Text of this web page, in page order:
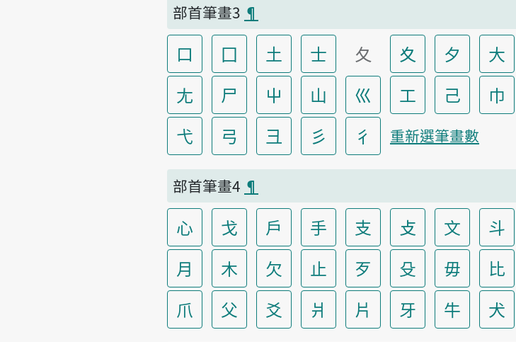
部首筆畫3 ¶
口 囗 土 士 夂 夊 夕 大
尢
尸 屮 山 巛 工 己 巾
弋
弓 彐 彡 彳 重新選筆畫數
部首筆畫4 ¶
心 戈 戶 手 支 攴 文 斗
月
木 欠 止 歹 殳 毋 比
爪
父 爻 爿 片 牙 牛 犬